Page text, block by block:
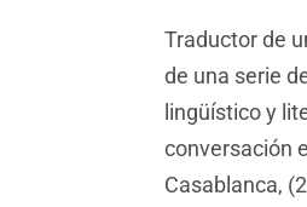
Traductor de
de una serie
lingüístico y
conversación
Casablanca,